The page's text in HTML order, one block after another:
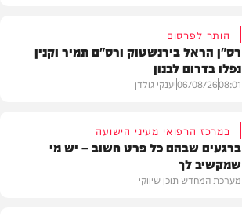
הותר לפרסום
רס"ן הראל בירנשטוק ורס"ם תמיר וקנין
נפלו בדרום לבנון
08:01
06/08/26יענקי גולדן
במרכז הרפואי מעיני הישועה
ברגעים שבהם כל פרט חשוב – יש מי
שמקשיב לך
מערכת המחדש תוכן שיווקי